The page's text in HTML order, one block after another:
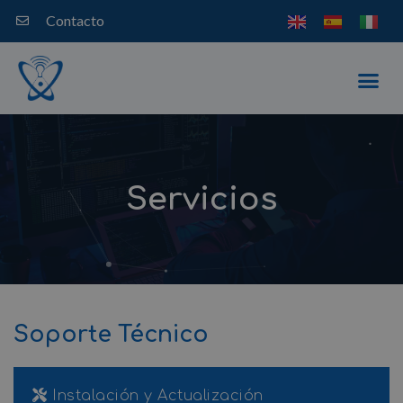
Contacto
Servicios
Soporte Técnico
Instalación y Actualización